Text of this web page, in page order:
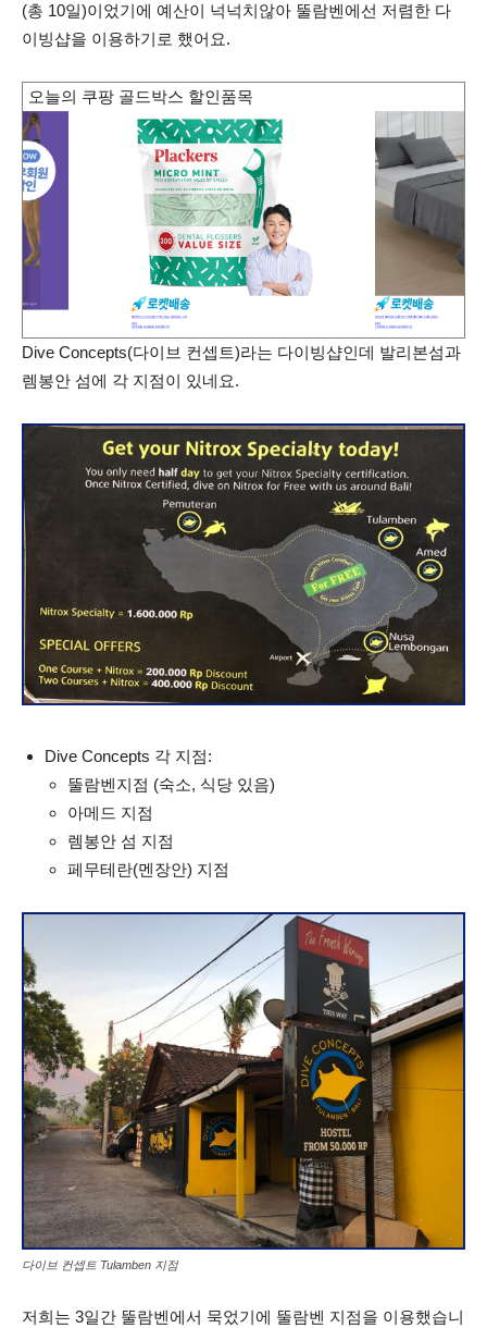
(총 10일)이었기에 예산이 넉넉치않아 뚤람벤에선 저렴한 다
이빙샵을 이용하기로 했어요.
오늘의 쿠팡 골드박스 할인품목
Dive Concepts(다이브 컨셉트)라는 다이빙샵인데 발리본섬과
렘봉안 섬에 각 지점이 있네요.
Dive Concepts 각 지점:
뚤람벤지점 (숙소, 식당 있음)
아메드 지점
렘봉안 섬 지점
페무테란(멘장안) 지점
다이브 컨셉트 Tulamben 지점
저희는 3일간 뚤람벤에서 묵었기에 뚤람벤 지점을 이용했습니